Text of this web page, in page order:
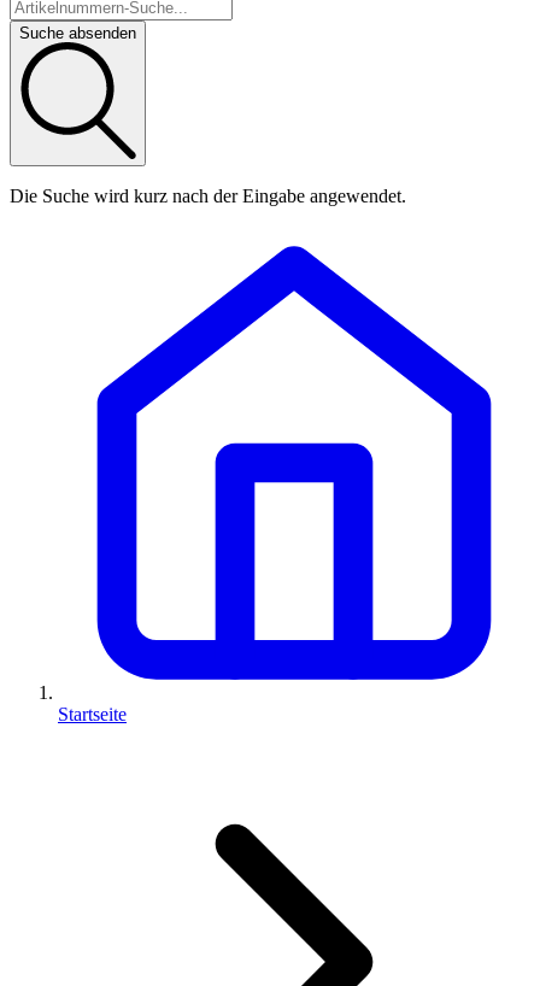
Suche absenden
Die Suche wird kurz nach der Eingabe angewendet.
Startseite